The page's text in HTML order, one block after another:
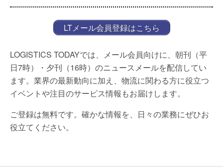
LTメール会員登録はこちら
LOGISTICS TODAYでは、メール会員向けに、朝刊（平
日7時）・夕刊（16時）のニュースメールを配信してい
ます。業界の最新動向に加え、物流に関わる方に役立つ
イベントや注目のサービス情報もお届けします。
ご登録は無料です。確かな情報を、日々の業務にぜひお
役立てください。